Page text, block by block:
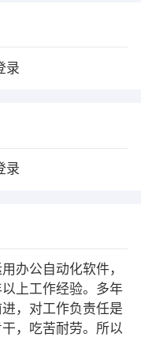
录
录
办公自动化软件，
上工作经验。多年
，对工作负责任是
，吃苦耐劳。所以